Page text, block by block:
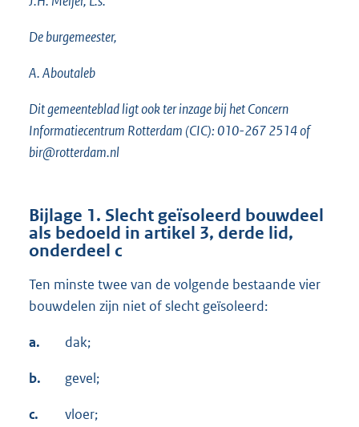
De burgemeester,
A. Aboutaleb
Dit gemeenteblad ligt ook ter inzage bij het Concern
Informatiecentrum Rotterdam (CIC): 010-267 2514 of
bir@rotterdam.nl
Bijlage 1. Slecht geïsoleerd bouwdeel
als bedoeld in artikel 3, derde lid,
onderdeel c
Ten minste twee van de volgende bestaande vier
bouwdelen zijn niet of slecht geïsoleerd:
a. dak;
b. gevel;
c. vloer;